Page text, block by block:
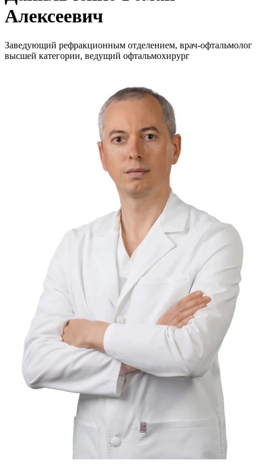
Алексеевич
Заведующий рефракционным отделением, врач-офтальмолог
высшей категории, ведущий офтальмохирург